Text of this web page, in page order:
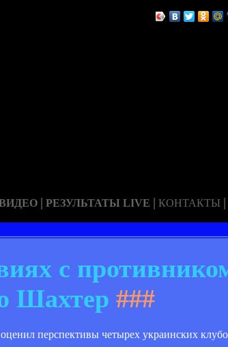
| РЕЗУЛЬТАТЫ LIVE | КОНТАКТЫ |
с
Шахтер ###
перспективы четырех украинских